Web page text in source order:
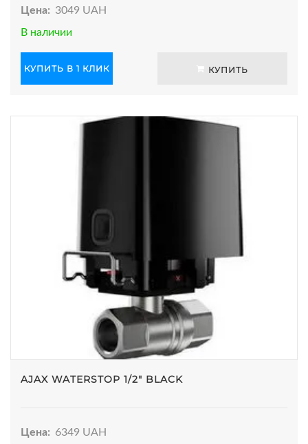
Цена: 3049 UAH
В наличии
КУПИТЬ В 1 КЛИК КУПИТЬ
AJAX WATERSTOP 1/2" BLACK
Цена: 6349 UAH